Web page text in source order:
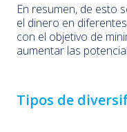
En resumen, de esto
el dinero en
con el objetivo de
aumentar las
Tipos de